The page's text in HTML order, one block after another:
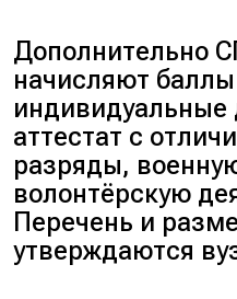
Дополнительно
начисляют
индивидуальные
аттестат с
разряды,
волонтёрскую
Перечень и
утверждаются